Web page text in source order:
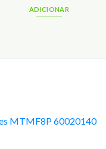
ADICIONAR
MTMF8P 60020140